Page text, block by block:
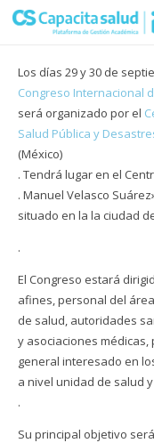
Los días 29 y 30 de
Congreso Internacional
será organizado por el
Salud Pública y
(México)
. Tendrá lugar en el
. Manuel Velasco
situado en la la ciudad
.
El Congreso estará
afines, personal del
de salud, autoridades
y asociaciones
general interesado en
a nivel unidad de salud
.
Su principal objetivo